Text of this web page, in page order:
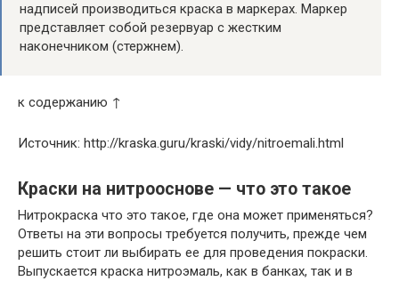
надписей производиться краска в маркерах. Маркер
представляет собой резервуар с жестким
наконечником (стержнем).
к содержанию ↑
Источник: http://kraska.guru/kraski/vidy/nitroemali.html
Краски на нитрооснове — что это такое
Нитрокраска что это такое, где она может применяться?
Ответы на эти вопросы требуется получить, прежде чем
решить стоит ли выбирать ее для проведения покраски.
Выпускается краска нитроэмаль, как в банках, так и в